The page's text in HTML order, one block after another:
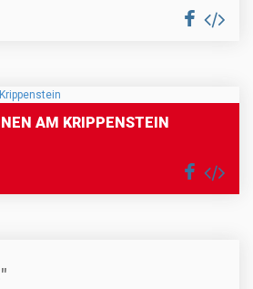
AM KRIPPENSTEIN